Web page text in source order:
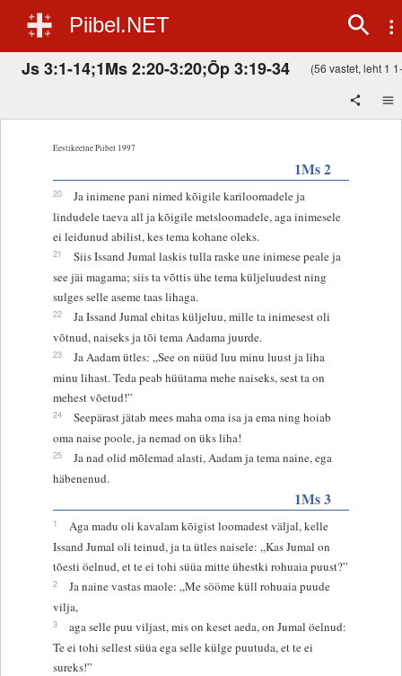
Piibel.NET
Js 3:1-14;1Ms 2:20-3:20;Õp 3:19-34 (56 vastet, leht 1
Eestikeelne Piibel 1997
1Ms 2
20
Ja inimene pani nimed kõigile kariloomadele ja
lindudele taeva all ja kõigile metsloomadele, aga inimesele
ei leidunud abilist, kes tema kohane oleks.
21
Siis Issand Jumal laskis tulla raske une inimese peale ja
see jäi magama; siis ta võttis ühe tema küljeluudest ning
sulges selle aseme taas lihaga.
22
Ja Issand Jumal ehitas küljeluu, mille ta inimesest oli
võtnud, naiseks ja tõi tema Aadama juurde.
23
Ja Aadam ütles: „See on nüüd luu minu luust ja liha
minu lihast. Teda peab hüütama mehe naiseks, sest ta on
mehest võetud!”
24
Seepärast jätab mees maha oma isa ja ema ning hoiab
oma naise poole, ja nemad on üks liha!
25
Ja nad olid mõlemad alasti, Aadam ja tema naine, ega
häbenenud.
1Ms 3
1
Aga madu oli kavalam kõigist loomadest väljal, kelle
Issand Jumal oli teinud, ja ta ütles naisele: „Kas Jumal on
tõesti öelnud, et te ei tohi süüa mitte ühestki rohuaia puust?”
2
Ja naine vastas maole: „Me sööme küll rohuaia puude
vilja,
3
aga selle puu viljast, mis on keset aeda, on Jumal öelnud:
Te ei tohi sellest süüa ega selle külge puutuda, et te ei
sureks!”